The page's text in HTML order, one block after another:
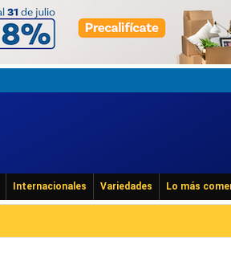
Internacionales Variedades Lo más